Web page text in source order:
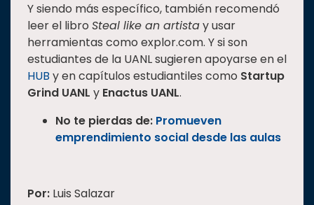
Y siendo más específico, también recomendó
leer el libro Steal like an artistay usar
herramientas como explor.com. Y si son
estudiantes de la UANL sugieren apoyarse en el
HUB y en capítulos estudiantiles como Startup
Grind UANL y Enactus UANL.
No te pierdas de: Promueven
emprendimiento social desde las aulas
Por: Luis Salazar